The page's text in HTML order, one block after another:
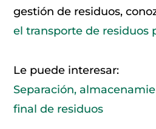
gestión de residuos,
el transporte de residuos
Le puede interesar:
Separación,
final de residuos